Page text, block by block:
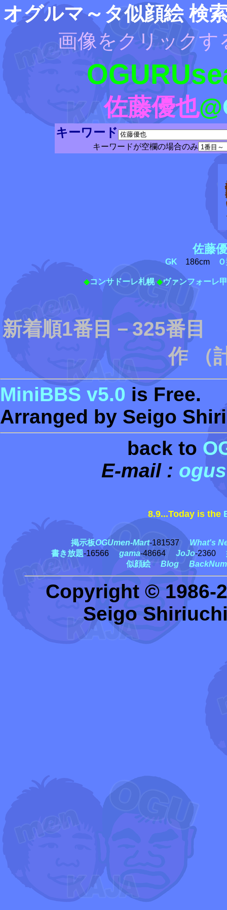
オグルマ～タ似顔絵 検
画像をクリックす
佐藤優也@
キーワード
キーワードが空欄の場合のみ
佐藤
GK 186cm
◆コンサドーレ札幌 ◆ヴァンフォーレ
新着順1番目－325番
作 （
MiniBBS v5.0 is Free.
Arranged by Seigo
back to
E-mail :
8.9...Today is the
掲示板OGUmen-Mart-181537What's
書き放題-16566 gama-48664 JoJo-2360
似顔絵
Blog
Copyright © 1986-
Seigo